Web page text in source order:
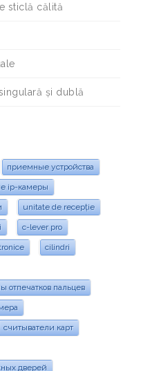
sticlă călită
și dublă
приемные устройства
ip-камеры
unitate de recepție
c-lever pro
cilindri
отпечатков пальцев
считыватели карт
дверей